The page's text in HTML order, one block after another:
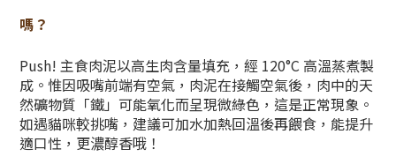
嗎？
Push! 主食肉泥以高生肉含量填充，經 120°C 高溫蒸煮製
成。惟因吸嘴前端有空氣，肉泥在接觸空氣後，肉中的天
然礦物質「鐵」可能氧化而呈現微綠色，這是正常現象。
如遇貓咪較挑嘴，建議可加水加熱回溫後再餵食，能提升
適口性，更濃醇香哦！